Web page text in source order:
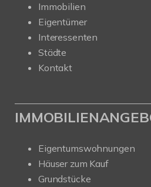
Immobilien
Eigentümer
Interessenten
Städte
Kontakt
Eigentumswohnungen
Häuser zum Kauf
Grundstücke